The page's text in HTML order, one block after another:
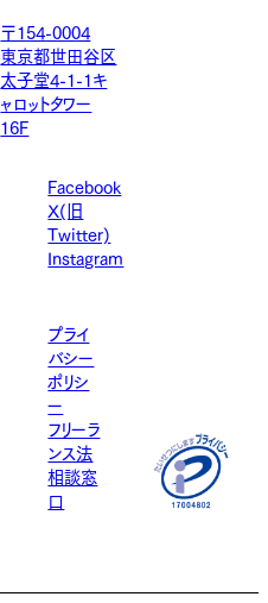
〒154-0004
東京都世田谷区
太子堂4-1-1キ
ャロットタワー
16F
Facebook
X(旧
Twitter)
Instagram
プライ
バシー
ポリシ
ー
フリーラ
ンス法
相談窓
口